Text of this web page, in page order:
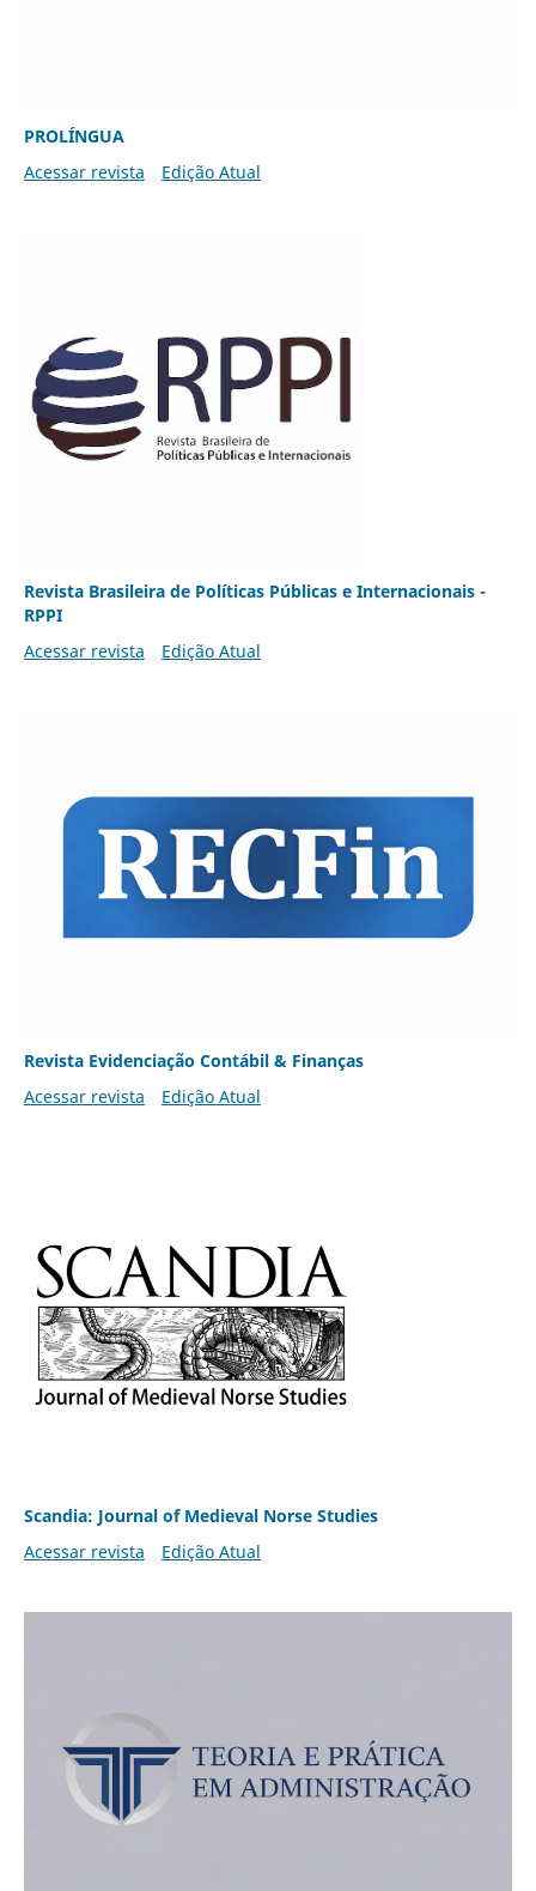
PROLÍNGUA
Acessar revista
Edição Atual
Revista Brasileira de Políticas Públicas e Internacionais -
RPPI
Acessar revista
Edição Atual
Revista Evidenciação Contábil & Finanças
Acessar revista
Edição Atual
Scandia: Journal of Medieval Norse Studies
Acessar revista
Edição Atual